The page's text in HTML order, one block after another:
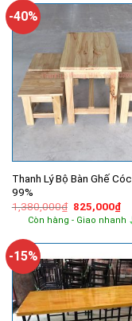
-40%
Thanh Lý Bộ Bàn Ghế
99%
1,380,000₫ Giá
gốc
là:
825,000₫Giá
tại
Còn hàng - Giao nhanh
-15%